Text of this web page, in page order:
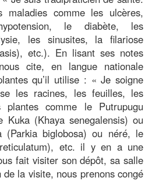
maladies comme les ulcères,
le diabète, les
les sinusites, la filariose
etc.). En lisant ses notes
cite, en langue nationale
qu’il utilise : « Je soigne
les racines, les feuilles, les
comme le Putrupugu
Kuka (Khaya senegalensis) ou
(Parkia biglobosa) ou néré, le
etc. il y en a une
fait visiter son dépôt, sa salle
la visite, nous prenons congé